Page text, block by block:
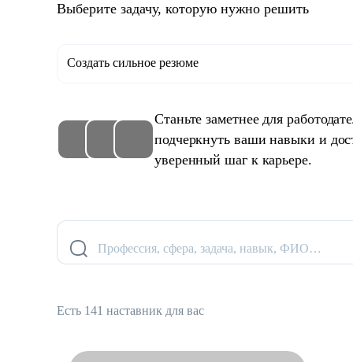
Выберите задачу, которую нужно решить
Создать сильное резюме
Станьте заметнее для
подчеркнуть ваши навыки и
уверенный шаг к карьере.
Профессия, сфера, задача, навык, ФИО…
Есть 141 наставник для вас